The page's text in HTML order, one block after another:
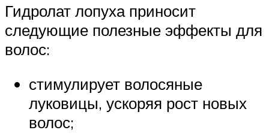
Гидролат лопуха приносит
следующие полезные эффекты для
волос:
стимулирует волосяные
луковицы, ускоряя рост новых
волос;